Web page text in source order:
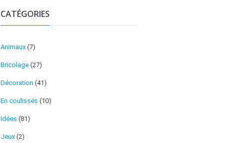
CATÉGORIES
Animaux (7)
Bricolage (27)
Décoration (41)
En coulisses (10)
Idées (81)
Jeux (2)